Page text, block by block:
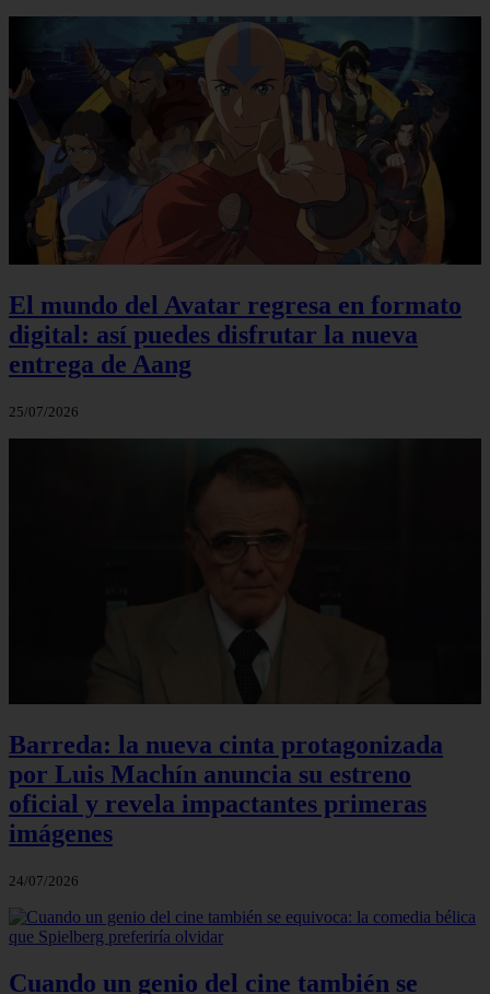
El mundo del Avatar regresa en formato
digital: así puedes disfrutar la nueva
entrega de Aang
25/07/2026
Barreda: la nueva cinta protagonizada
por Luis Machín anuncia su estreno
oficial y revela impactantes primeras
imágenes
24/07/2026
Cuando un genio del cine también se